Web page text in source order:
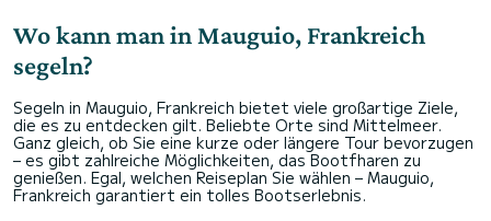
Wo kann man in Mauguio, Frankreich
segeln?
Segeln in Mauguio, Frankreich bietet viele großartige Ziele,
die es zu entdecken gilt. Beliebte Orte sind Mittelmeer.
Ganz gleich, ob Sie eine kurze oder längere Tour bevorzugen
– es gibt zahlreiche Möglichkeiten, das Bootfharen zu
genießen. Egal, welchen Reiseplan Sie wählen – Mauguio,
Frankreich garantiert ein tolles Bootserlebnis.